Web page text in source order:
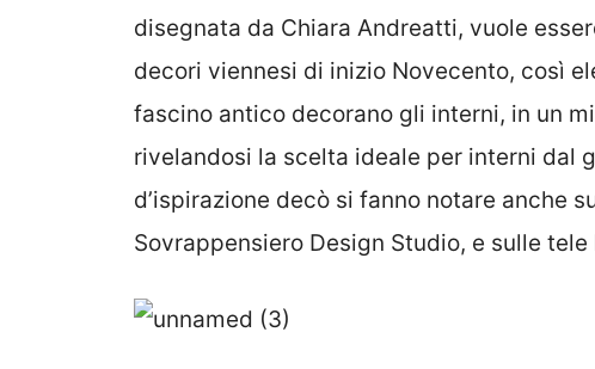
disegnata da Chiara Andreatti, vuole
decori viennesi di inizio Novecento, così
fascino antico decorano gli interni, in un
rivelandosi la scelta ideale per interni dal
d’ispirazione decò si fanno notare anche
Sovrappensiero Design Studio, e sulle tele